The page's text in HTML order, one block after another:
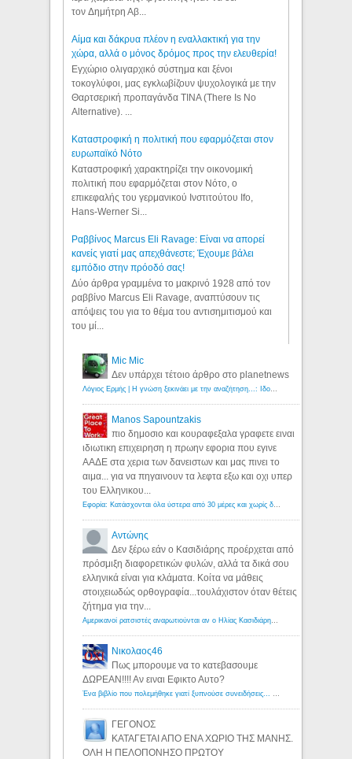
τον Δημήτρη Αβ...
Αίμα και δάκρυα πλέον η εναλλακτική για την
χώρα, αλλά ο μόνος δρόμος προς την ελευθερία!
Εγχώριο ολιγαρχικό σύστημα και ξένοι
τοκογλύφοι, μας εγκλωβίζουν ψυχολογικά με την
Θαρτσερική προπαγάνδα TINA (There Is No
Alternative). ...
Καταστροφική η πολιτική που εφαρμόζεται στον
ευρωπαϊκό Νότο
Καταστροφική χαρακτηρίζει την οικονομική
πολιτική που εφαρμόζεται στον Νότο, ο
επικεφαλής του γερμανικού Ινστιτούτου Ifo,
Hans-Werner Si...
Ραββίνος Marcus Eli Ravage: Είναι να απορεί
κανείς γιατί μας απεχθάνεστε; Έχουμε βάλει
εμπόδιο στην πρόοδό σας!
Δύο άρθρα γραμμένα το μακρινό 1928 από τον
ραββίνο Marcus Eli Ravage, αναπτύσουν τις
απόψεις του για το θέμα του αντισημιτισμού και
του μί...
Mic Mic
Δεν υπάρχει τέτοιο άρθρο στο planetnews
Manos Sapountzakis
πιο δημοσιο και κουραφεξαλα γραφετε ειναι
ιδιωτικη επιχειρηση η πρωην εφορια που εγινε
ΑΑΔΕ στα χερια των δανειστων και μας πινει το
αιμα... για να πηγαινουν τα λεφτα εξω και οχι υπερ
του Ελληνικου...
Αντώνης
Δεν ξέρω εάν ο Κασιδιάρης προέρχεται από
πρόσμιξη διαφορετικών φυλών, αλλά τα δικά σου
ελληνικά είναι για κλάματα. Κοίτα να μάθεις
στοιχειωδώς ορθογραφία...τουλάχιστον όταν θέτεις
ζήτημα για την...
Νικολαος46
Πως μπορουμε να το κατεβασουμε
ΔΩΡΕΑΝ!!!! Αν ειναι Εφικτο Αυτο?
ΓΕΓΟΝΟΣ
ΚΑΤΑΓΕΤΑΙ ΑΠΟ ΕΝΑ ΧΩΡΙΟ ΤΗΣ ΜΑΝΗΣ.
ΟΛΗ Η ΠΕΛΟΠΟΝΗΣΟ ΠΡΩΤΟΥ